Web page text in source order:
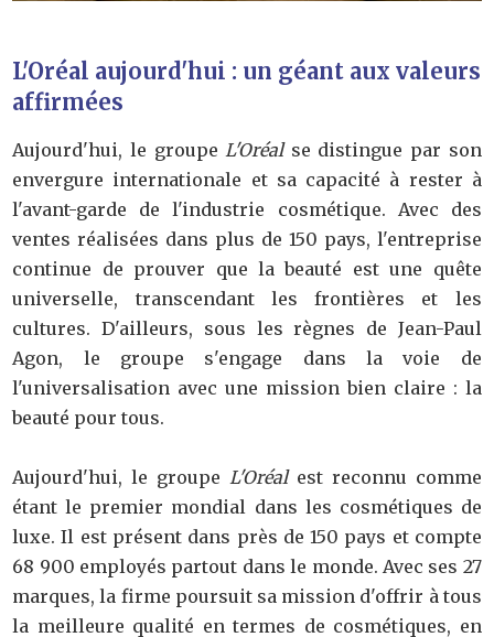
L'Oréal aujourd'hui : un géant aux valeurs
affirmées
Aujourd'hui, le groupe L'Oréalse distingue par son
envergure internationale et sa capacité à rester à
l'avant-garde de l'industrie cosmétique. Avec des
ventes réalisées dans plus de 150 pays, l'entreprise
continue de prouver que la beauté est une quête
universelle, transcendant les frontières et les
cultures. D'ailleurs, sous les règnes de Jean-Paul
Agon, le groupe s'engage dans la voie de
l'universalisation avec une mission bien claire : la
beauté pour tous.
Aujourd'hui, le groupe L'Oréalest reconnu comme
étant le premier mondial dans les cosmétiques de
luxe. Il est présent dans près de 150 pays et compte
68 900 employés partout dans le monde. Avec ses 27
marques, la firme poursuit sa mission d'offrir à tous
la meilleure qualité en termes de cosmétiques, en